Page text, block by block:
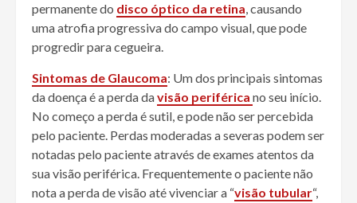
permanente do disco óptico da retina, causando
uma atrofia progressiva do campo visual, que pode
progredir para cegueira.
Sintomas de Glaucoma: Um dos principais sintomas
da doença é a perda davisão periférica no seu início.
No começo a perda é sutil, e pode não ser percebida
pelo paciente. Perdas moderadas a severas podem ser
notadas pelo paciente através de exames atentos da
sua visão periférica. Frequentemente o paciente não
nota a perda de visão até vivenciar a “visão tubular“,